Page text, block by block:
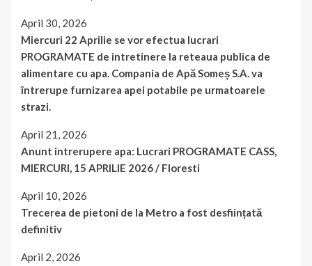
April 30, 2026
Miercuri 22 Aprilie se vor efectua lucrari
PROGRAMATE de intretinere la reteaua publica de
alimentare cu apa. Compania de Apă Someș S.A. va
întrerupe furnizarea apei potabile pe urmatoarele
strazi.
April 21, 2026
Anunt intrerupere apa: Lucrari PROGRAMATE CASS,
MIERCURI, 15 APRILIE 2026 / Floresti
April 10, 2026
Trecerea de pietoni de la Metro a fost desființată
definitiv
April 2, 2026